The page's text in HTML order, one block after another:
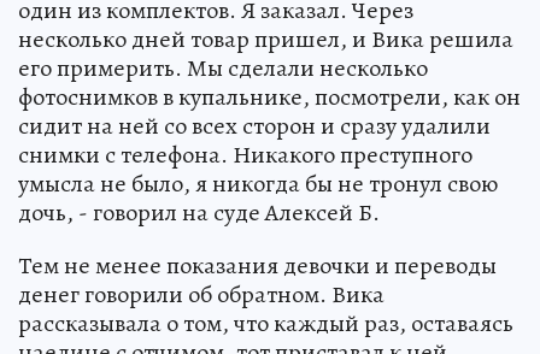
один из комплектов. Я заказал. Через
несколько дней товар пришел, и Вика решила
его примерить. Мы сделали несколько
фотоснимков в купальнике, посмотрели, как он
сидит на ней со всех сторон и сразу удалили
снимки с телефона. Никакого преступного
умысла не было, я никогда бы не тронул свою
дочь, - говорил на суде Алексей Б.
Тем не менее показания девочки и переводы
денег говорили об обратном. Вика
рассказывала о том, что каждый раз, оставаясь